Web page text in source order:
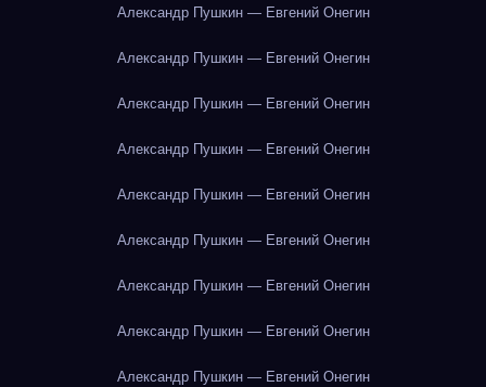
Александр Пушкин — Евгений Онегин
Александр Пушкин — Евгений Онегин
Александр Пушкин — Евгений Онегин
Александр Пушкин — Евгений Онегин
Александр Пушкин — Евгений Онегин
Александр Пушкин — Евгений Онегин
Александр Пушкин — Евгений Онегин
Александр Пушкин — Евгений Онегин
Александр Пушкин — Евгений Онегин